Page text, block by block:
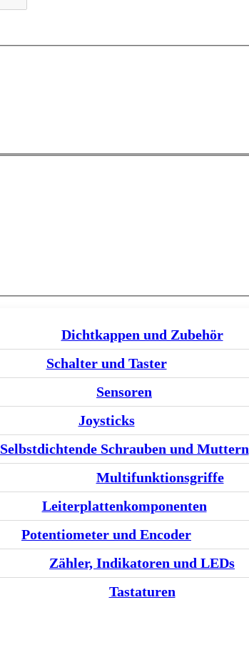
Dichtkappen und Zubehör
Schalter und Taster
Sensoren
Joysticks
Selbstdichtende Schrauben und Muttern
Multifunktionsgriffe
Leiterplattenkomponenten
Potentiometer und Encoder
Zähler, Indikatoren und LEDs
Tastaturen